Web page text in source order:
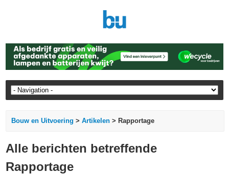
Bouw en Uitvoering >Artikelen > Rapportage
Alle berichten betreffende
Rapportage